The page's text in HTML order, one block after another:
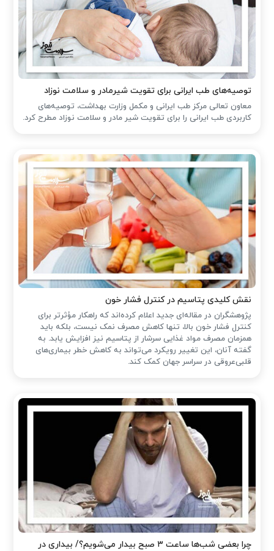
توصیه‌های طب ایرانی برای تقویت شیرمادر و سلامت نوزاد
معاون تعالی مرکز طب ایرانی و مکمل وزارت بهداشت، توصیه‌های
کاربردی طب ایرانی را برای تقویت شیر مادر و سلامت نوزاد مطرح کرد.
نقش کلیدی پتاسیم در کنترل فشار خون
پژوهشگران در مقاله‌ای جدید اعلام کرده‌اند که راهکار مؤثرتر برای
کنترل فشار خون بالا، تنها کاهش مصرف نمک نیست، بلکه باید
همزمان مصرف مواد غذایی سرشار از پتاسیم نیز افزایش یابد. به
گفته آنان، این تغییر رویکرد می‌تواند به کاهش خطر بیماری‌های
قلبی‌عروقی در سراسر جهان کمک کند.
چرا بعضی شب‌ها ساعت ۳ صبح بیدار می‌شویم؟/ بیداری در